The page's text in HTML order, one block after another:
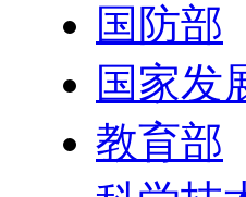
国防部
国家发
教育部